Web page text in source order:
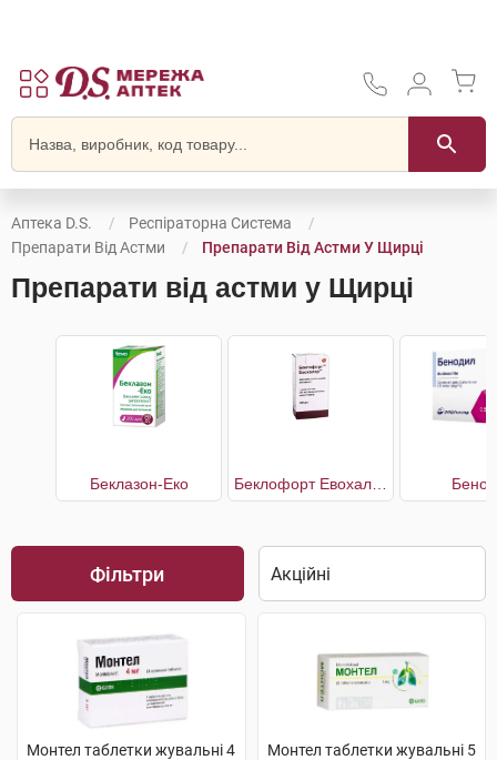
Аптека D.S.
Респіраторна Система
Препарати Від Астми
Препарати Від Астми У Щирці
Препарати від астми у Щирці
Беклазон-Еко
Фільтри
Монтел таблетки жувальні 4
Монтел таблетки жувальні 5